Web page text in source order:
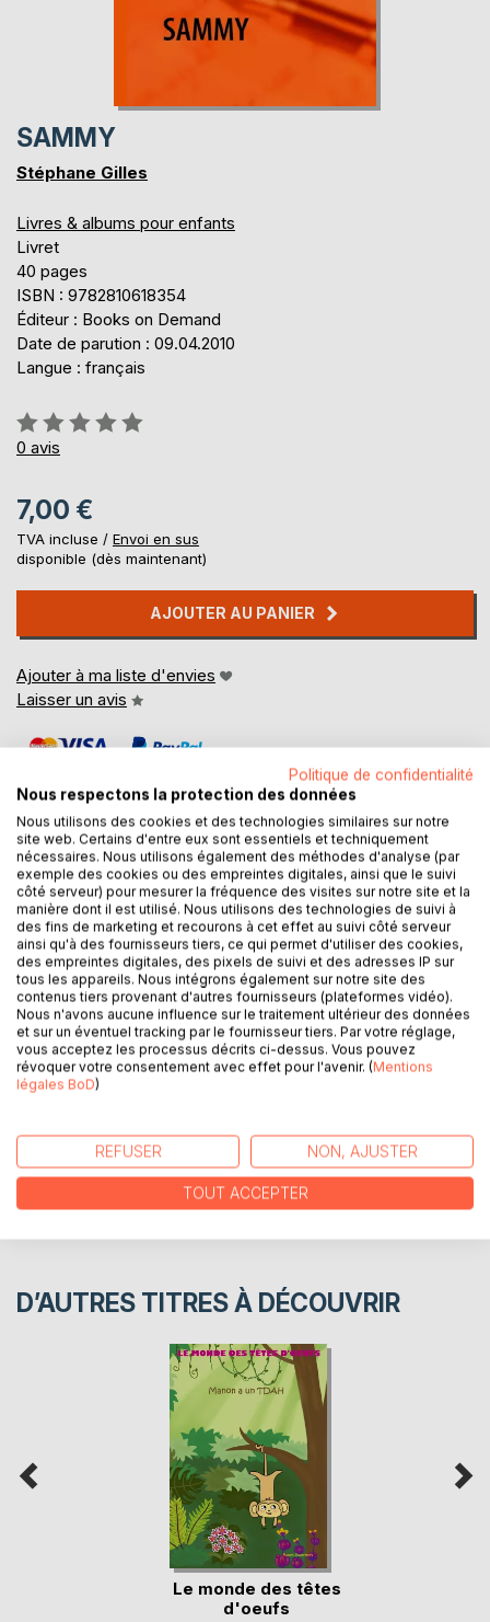
SAMMY
Stéphane Gilles
Livres & albums pour enfants
Livret
40 pages
ISBN : 9782810618354
Éditeur : Books on Demand
Date de parution : 09.04.2010
Langue : français
Évaluation:
0%
0 avis
7,00 €
TVA incluse / Envoi en sus
disponible (dès maintenant)
AJOUTER AU PANIER
Ajouter à ma liste d'envies
Laisser un avis
DESCRIPTION
Sammy est un jeune adolescent qui vient de s'échapper
d'un Centre d'Education Fermé...et qui se retrouve seul
dans les rues d'une ville...
AUTEUR(S)
CRITIQUES PRESSE
D’AUTRES TITRES À DÉCOUVRIR
Le monde des têtes
d'oeufs
Politique de confidentialité
Nous respectons la protection des données
Nous utilisons des cookies et des technologies similaires sur notre
site web. Certains d'entre eux sont essentiels et techniquement
nécessaires. Nous utilisons également des méthodes d'analyse (par
exemple des cookies ou des empreintes digitales, ainsi que le suivi
côté serveur) pour mesurer la fréquence des visites sur notre site et la
manière dont il est utilisé. Nous utilisons des technologies de suivi à
des fins de marketing et recourons à cet effet au suivi côté serveur
ainsi qu'à des fournisseurs tiers, ce qui permet d'utiliser des cookies,
des empreintes digitales, des pixels de suivi et des adresses IP sur
tous les appareils. Nous intégrons également sur notre site des
contenus tiers provenant d'autres fournisseurs (plateformes vidéo).
Nous n'avons aucune influence sur le traitement ultérieur des données
et sur un éventuel tracking par le fournisseur tiers. Par votre réglage,
vous acceptez les processus décrits ci-dessus. Vous pouvez
révoquer votre consentement avec effet pour l'avenir. (Mentions
légales BoD)
REFUSER NON, AJUSTER
TOUT ACCEPTER